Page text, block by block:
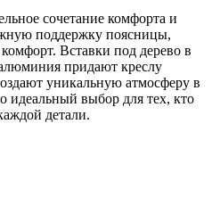
сочетание комфорта и
поддержку поясницы,
Вставки под дерево в
придают креслу
уникальную атмосферу в
идеальный выбор для тех, кто
детали.